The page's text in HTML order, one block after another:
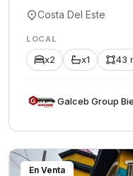
Costa Del Este
LOCAL
x2 x1 43
En Venta